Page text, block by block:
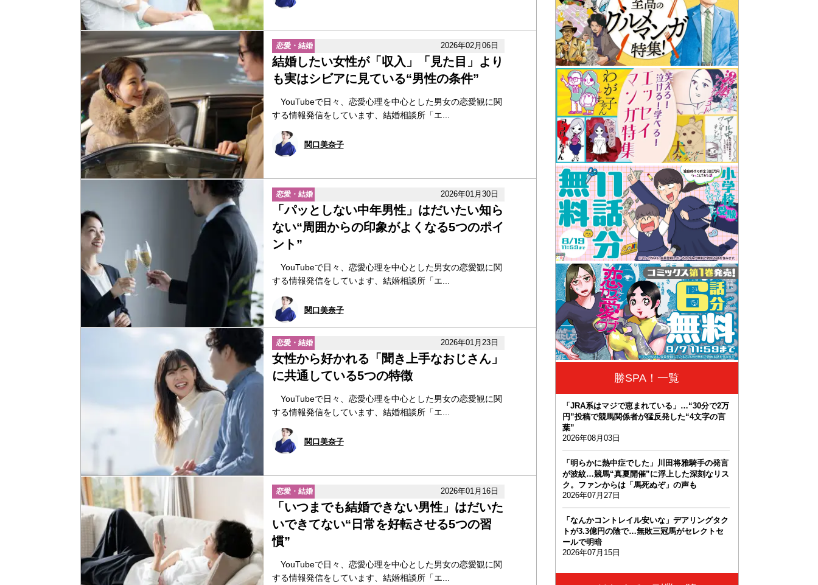
恋愛・結婚 2026年02月06日
結婚したい女性が「収入」「見た目」より
も実はシビアに見ている“男性の条件”
YouTubeで日々、恋愛心理を中心とした男女の恋愛観に関
する情報発信をしています、結婚相談所「エ...
関口美奈子
恋愛・結婚 2026年01月30日
「パッとしない中年男性」はだいたい知ら
ない“周囲からの印象がよくなる5つのポイ
ント”
YouTubeで日々、恋愛心理を中心とした男女の恋愛観に関
する情報発信をしています、結婚相談所「エ...
関口美奈子
恋愛・結婚 2026年01月23日
女性から好かれる「聞き上手なおじさん」
に共通している5つの特徴
YouTubeで日々、恋愛心理を中心とした男女の恋愛観に関
する情報発信をしています、結婚相談所「エ...
関口美奈子
恋愛・結婚 2026年01月16日
「いつまでも結婚できない男性」はだいた
いできてない“日常を好転させる5つの習
慣”
YouTubeで日々、恋愛心理を中心とした男女の恋愛観に関
する情報発信をしています、結婚相談所「エ...
勝SPA！一覧
「JRA系はマジで恵まれている」…“30分で2万
円”投稿で競馬関係者が猛反発した“4文字の言
葉”
2026年08月03日
「明らかに熱中症でした」川田将雅騎手の発言
が波紋…競馬“真夏開催”に浮上した深刻なリス
ク。ファンからは「馬死ぬぞ」の声も
2026年07月27日
「なんかコントレイル安いな」デアリングタク
トが3.3億円の陰で…無敗三冠馬がセレクトセ
ールで明暗
2026年07月15日